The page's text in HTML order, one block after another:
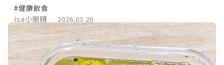
#健康飲食
isa小眼睛
2026.03.20